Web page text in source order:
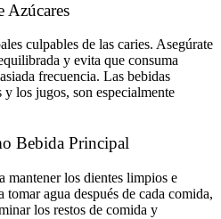
Azúcares
culpables de las caries. Asegúrate
y evita que consuma
frecuencia. Las bebidas
y los jugos, son especialmente
Bebida Principal
mantener los dientes limpios e
agua después de cada comida,
los restos de comida y